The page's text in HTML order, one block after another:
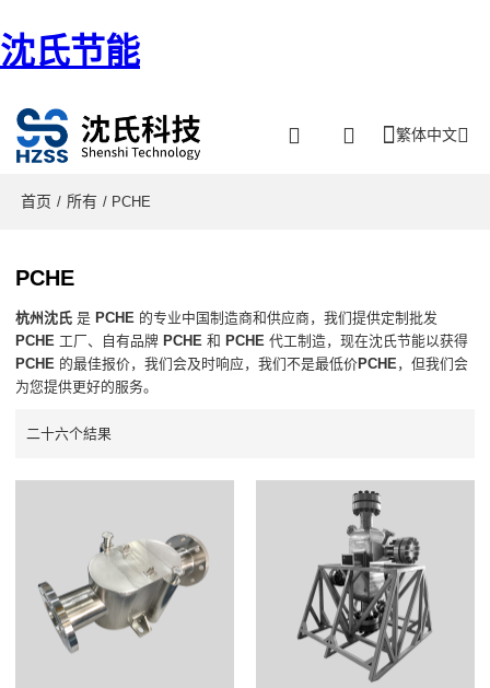
沈氏节能
繁体中文
首页 / 所有 / PCHE
PCHE
杭州沈氏 是 PCHE 的专业中国制造商和供应商，我们提供定制批发
PCHE 工厂、自有品牌 PCHE 和 PCHE 代工制造，现在沈氏节能以获得
PCHE 的最佳报价，我们会及时响应，我们不是最低价PCHE，但我们会
为您提供更好的服务。
二十六个結果